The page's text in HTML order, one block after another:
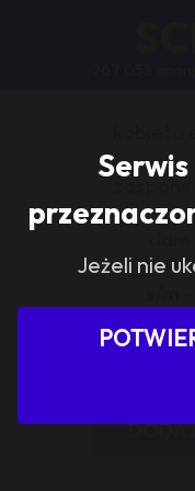
Jeżeli nie
267 053